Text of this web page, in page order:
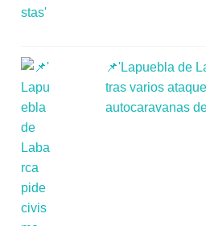
📌'Lapuebla de
tras varios
autocaravanas